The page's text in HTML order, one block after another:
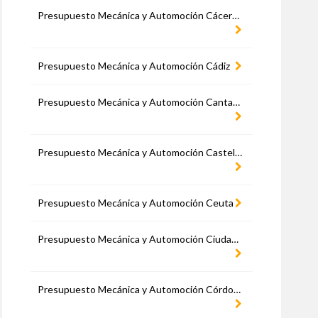
Presupuesto Mecánica y Automoción Cáceres
Presupuesto Mecánica y Automoción Cádiz
Presupuesto Mecánica y Automoción Cantabria
Presupuesto Mecánica y Automoción Castellón
Presupuesto Mecánica y Automoción Ceuta
Presupuesto Mecánica y Automoción Ciudad Real
Presupuesto Mecánica y Automoción Córdoba